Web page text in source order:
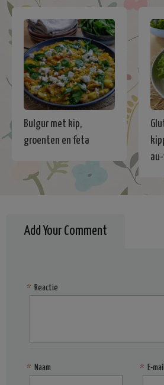
Bulgur met kip,
groenten en feta
Add Your Comment
Reactie
*
Naam
* E-mail
*